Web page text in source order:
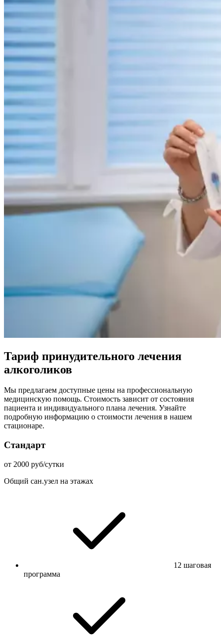
Тариф принудительного лечения
алкоголиков
Мы предлагаем доступные цены на профессиональную
медицинскую помощь. Стоимость зависит от состояния
пациента и индивидуального плана лечения. Узнайте
подробную информацию о стоимости лечения в нашем
стационаре.
Стандарт
от 2000 руб/сутки
Общий сан.узел на этажах
12 шаговая
программа